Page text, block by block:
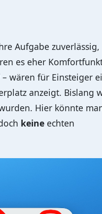
Aufgabe zuverlässig,
es eher
– wären für Einsteiger
anzeigt. Bislang
Hier könnte
keine echten